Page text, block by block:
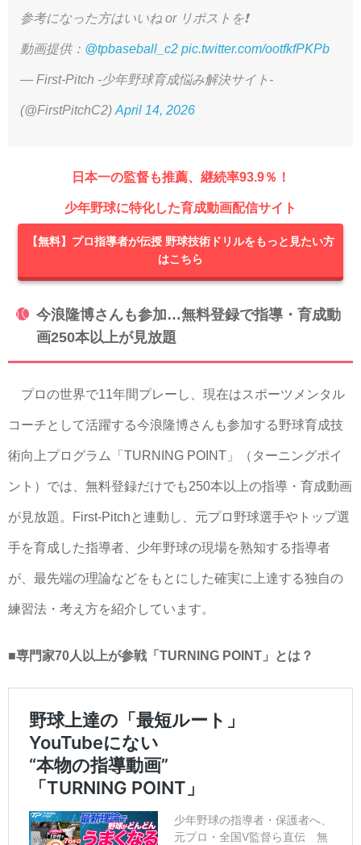
参考になった方はいいね or リポストを❗️
動画提供： @tpbaseball_c2 pic.twitter.com/ootfkfPKPb
— First-Pitch -少年野球育成悩み解決サイト-
(@FirstPitchC2) April 14, 2026
日本一の監督も推薦、継続率93.9％！
少年野球に特化した育成動画配信サイト
【無料】プロ指導者が伝授 野球技術ドリルをもっと見たい方
はこちら
今浪隆博さんも参加…無料登録で指導・育成動
画250本以上が見放題
プロの世界で11年間プレーし、現在はスポーツメンタル
コーチとして活躍する今浪隆博さんも参加する野球育成技
術向上プログラム「TURNING POINT」（ターニングポイ
ント）では、無料登録だけでも250本以上の指導・育成動画
が見放題。First-Pitchと連動し、元プロ野球選手やトップ選
手を育成した指導者、少年野球の現場を熟知する指導者
が、最先端の理論などをもとにした確実に上達する独自の
練習法・考え方を紹介しています。
■専門家70人以上が参戦「TURNING POINT」とは？